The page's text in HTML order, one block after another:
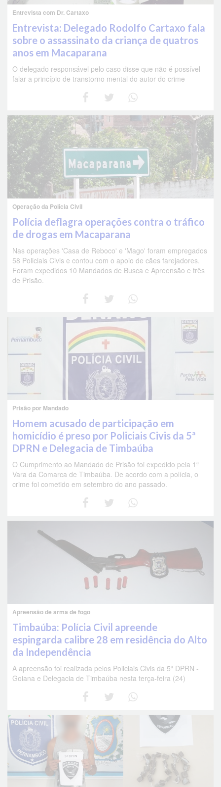
Entrevista com Dr. Cartaxo
Entrevista: Delegado Rodolfo Cartaxo fala
sobre o assassinato da criança de quatros
anos em Macaparana
O delegado responsável pelo caso disse que não é possível
falar a princípio de transtorno mental do autor do crime
Operação da Polícia Civil
Polícia deflagra operações contra o tráfico
de drogas em Macaparana
Nas operações 'Casa de Reboco' e 'Mago' foram empregados
58 Policiais Civis e contou com o apoio de cães farejadores.
Foram expedidos 10 Mandados de Busca e Apreensão e três
de Prisão.
Prisão por Mandado
Homem acusado de participação em
homicídio é preso por Policiais Civis da 5ª
DPRN e Delegacia de Timbaúba
O Cumprimento ao Mandado de Prisão foi expedido pela 1ª
Vara da Comarca de Timbaúba. De acordo com a polícia, o
crime foi cometido em setembro do ano passado.
Apreensão de arma de fogo
Timbaúba: Polícia Civil apreende
espingarda calibre 28 em residência do Alto
da Independência
A apreensão foi realizada pelos Policiais Civis da 5ª DPRN -
Goiana e Delegacia de Timbaúba nesta terça-feira (24)